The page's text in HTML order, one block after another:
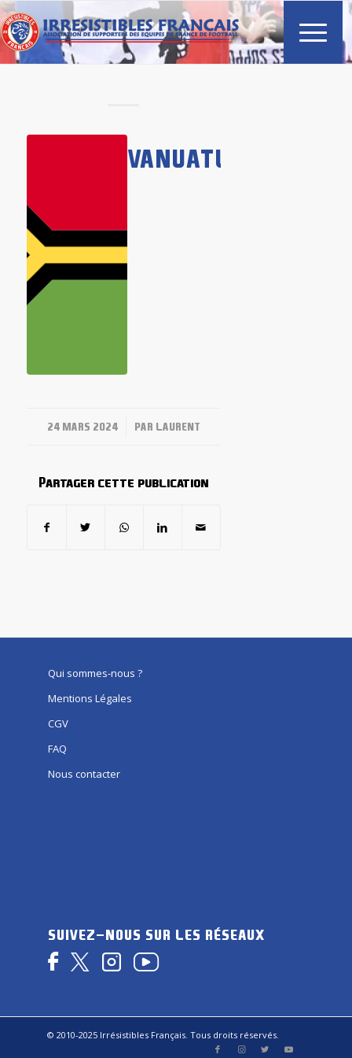
VANUATU
24 MARS 2024
/ PAR LAURENT
Partager cette publication
Qui sommes-nous ?
Mentions Légales
CGV
FAQ
Nous contacter
SUIVEZ-NOUS SUR LES RÉSEAUX
© 2010-2025 Irrésistibles Français. Tous droits réservés.